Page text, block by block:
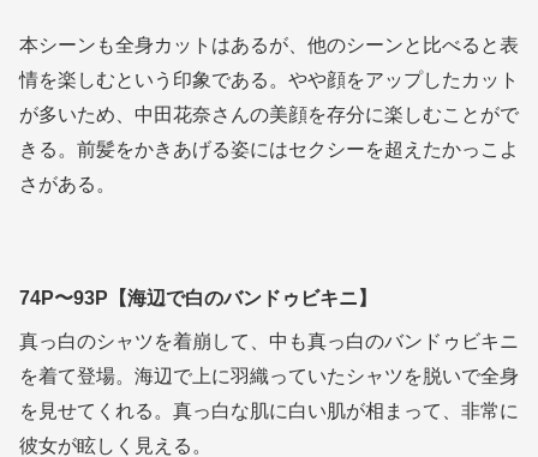
本シーンも全身カットはあるが、他のシーンと比べると表
情を楽しむという印象である。やや顔をアップしたカット
が多いため、中田花奈さんの美顔を存分に楽しむことがで
きる。前髪をかきあげる姿にはセクシーを超えたかっこよ
さがある。
74P〜93P【海辺で白のバンドゥビキニ】
真っ白のシャツを着崩して、中も真っ白のバンドゥビキニ
を着て登場。海辺で上に羽織っていたシャツを脱いで全身
を見せてくれる。真っ白な肌に白い肌が相まって、非常に
彼女が眩しく見える。